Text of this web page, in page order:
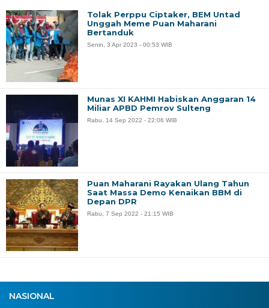
NASIONAL
Tolak Perppu Ciptaker, BEM Untad
Unggah Meme Puan Maharani
Bertanduk
Senin, 3 Apr 2023 - 00:53 WIB
Munas XI KAHMI Habiskan Anggaran 14
Miliar APBD Pemrov Sulteng
Rabu, 14 Sep 2022 - 22:06 WIB
Puan Maharani Rayakan Ulang Tahun
Saat Massa Demo Kenaikan BBM di
Depan DPR
Rabu, 7 Sep 2022 - 21:15 WIB